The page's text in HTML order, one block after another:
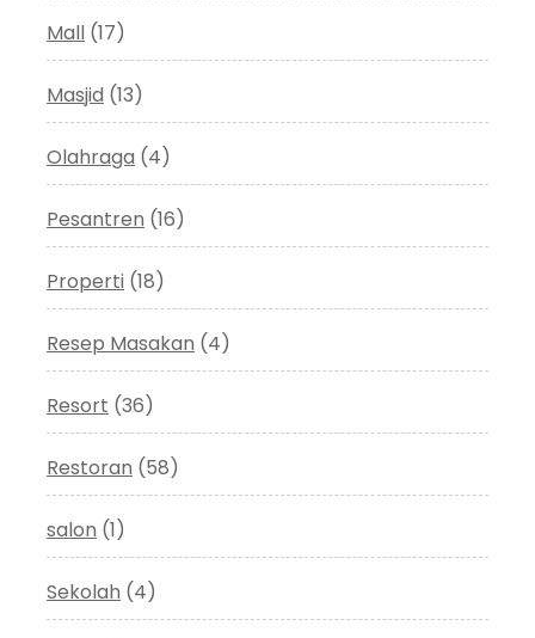
Mall (17)
Masjid (13)
Olahraga (4)
Pesantren (16)
Properti (18)
Resep Masakan (4)
Resort (36)
Restoran (58)
salon (1)
Sekolah (4)